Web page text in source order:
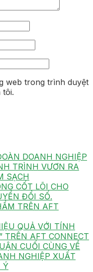
web trong trình duyệt
tôi.
DOANH NGHIỆP
TRÌNH VƯƠN RA
SẠCH
CỐT LÕI CHO
ĐỔI SỐ.
TRÊN AFT
QUẢ VỚI TÍNH
TRÊN AFT CONNECT
CUỐI CÙNG VỀ
NGHIỆP XUẤT
Ý